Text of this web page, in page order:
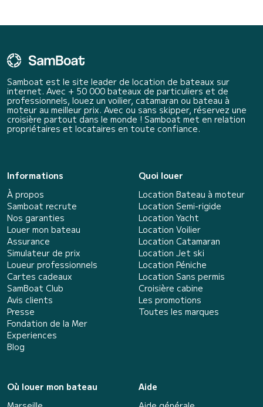
Samboat est le site leader de location de bateaux sur
internet. Avec + 50 000 bateaux de particuliers et de
professionnels, louez un voilier, catamaran ou bateau à
moteur au meilleur prix. Avec ou sans skipper, réservez une
croisière partout dans le monde ! Samboat met en relation
propriétaires et locataires en toute confiance.
Informations
À propos
Samboat recrute
Nos garanties
Louer mon bateau
Assurance
Simulateur de prix
Loueur professionnels
Cartes cadeaux
SamBoat Club
Avis clients
Presse
Fondation de la Mer
Experiences
Blog
Quoi louer
Location Bateau à moteur
Location Semi-rigide
Location Yacht
Location Voilier
Location Catamaran
Location Jet ski
Location Péniche
Location Sans permis
Croisière cabine
Les promotions
Toutes les marques
Où louer mon bateau
Aide